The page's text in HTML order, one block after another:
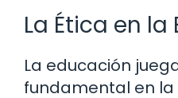
La Ética en
La educación
fundamental en